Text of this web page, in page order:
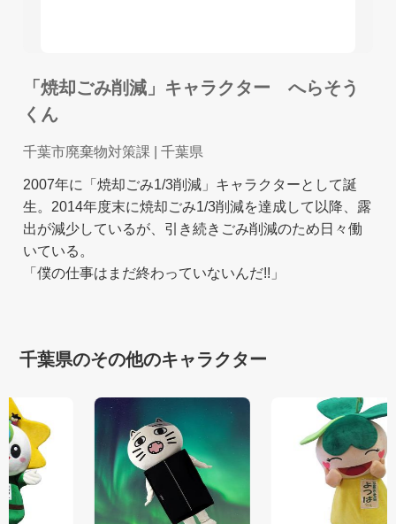
「焼却ごみ削減」キャラクター へらそう
くん
千葉市廃棄物対策課 | 千葉県
2007年に「焼却ごみ1/3削減」キャラクターとして誕
生。2014年度末に焼却ごみ1/3削減を達成して以降、露
出が減少しているが、引き続きごみ削減のため日々働
いている。
「僕の仕事はまだ終わっていないんだ!!」
千葉県のその他のキャラクター